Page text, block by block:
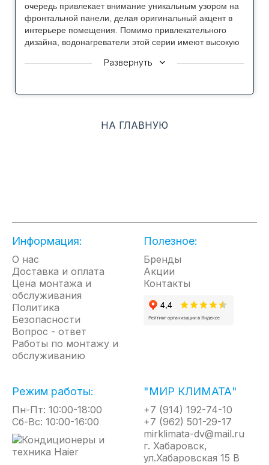
очередь привлекает внимание уникальным узором на
фронтальной панели, делая оригинальный акцент в
интерьере помещения. Помимо привлекательного
дизайна, водонагреватели этой серии имеют высокую
покрытие внутреннего бака, защищающее металл от
входящее в адгезию со стенками бака и
Главная его функция – это защита металла от
коррозии, при этом покрытие не трескается,
предотвращая протечку бака, и сохраняет воду
внутри свежей и качественной. Вдобавок
биостеклофарфоровое покрытие повышает
устойчивость бака к гидроударам и перепадам
температур.
Долговечный нагревательный элемент. В баке
установлен нержавеющий ТЭН на основе
концентрацию хрома, который не позволяет
нагревательному элементу покрыться ржавчиной
и делает его наиболее устойчивым к коррозии.
ТЭН TitaniumHeat работает стабильнее и
дольше, чем аналогичные ему ТЭНы из
нержавеющей стали.
Развернуть
НА ГЛАВНУЮ
Информация:
О нас
Доставка и оплата
Цена монтажа и
обслуживания
Политика
Безопасности
Вопрос - ответ
Работы по монтажу и
обслуживанию
Полезное:
Бренды
Акции
Контакты
Режим работы:
Пн-Пт: 10:00-18:00
Сб-Вс: 10:00-16:00
"МИР КЛИМАТА"
+7 (914) 192-74-10
+7 (962) 501-29-17
mirklimata-dv@mail.ru
г. Хабаровск,
ул.Хабаровская 15 В